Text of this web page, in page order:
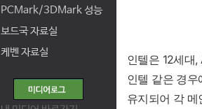
PCMark/3DMark 성능
보드국 자료실
케벤 자료실
인텔은 12세대
인텔 같은 경
유지되어 각